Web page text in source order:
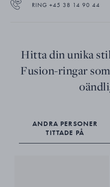
RING +45 38 14 90 44
Hitta din unika
Fusion-ringar
ANDRA PERSONER
TITTADE PÅ